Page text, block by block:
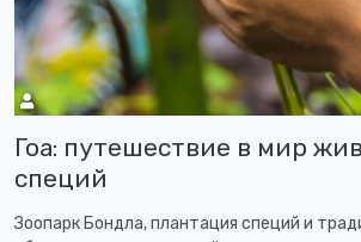
Гоа: путешествие в мир
специй
Зоопарк Бондла, плантация специй и